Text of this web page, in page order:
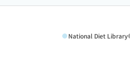
National Diet Library